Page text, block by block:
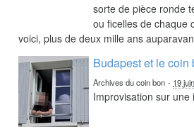
sorte de pièce ronde
ou ficelles de chaque
voici, plus de deux mille ans
Budapest et le coin
Archives du coin bon - 19
Improvisation sur une